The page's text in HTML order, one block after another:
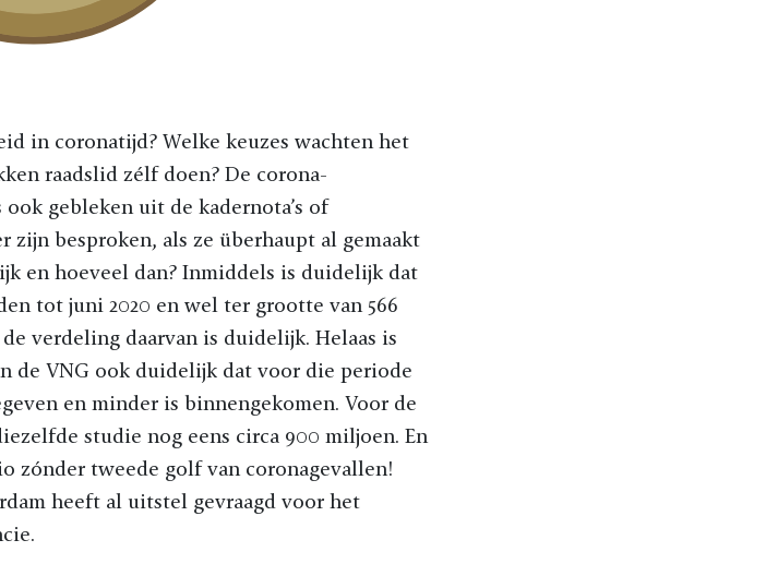
in coronatijd? Welke keuzes wachten het
raadslid zélf doen? De corona-
gebleken uit de kadernota’s of
zijn besproken, als ze überhaupt al gemaakt
en hoeveel dan? Inmiddels is duidelijk dat
tot juni 2020 en wel ter grootte van 566
verdeling daarvan is duidelijk. Helaas is
de VNG ook duidelijk dat voor die periode
en minder is binnengekomen. Voor de
studie nog eens circa 900 miljoen. En
zónder tweede golf van coronagevallen!
heeft al uitstel gevraagd voor het